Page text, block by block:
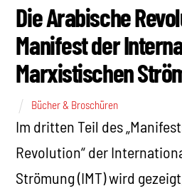
Die Arabische
Manifest der
Marxistischen
Bücher & Broschüren
Im dritten Teil des
Revolution“ der
Strömung (IMT) wird